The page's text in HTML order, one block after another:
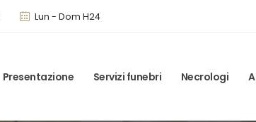
Lun - Dom H24
Presentazione Servizi funebri Necrologi